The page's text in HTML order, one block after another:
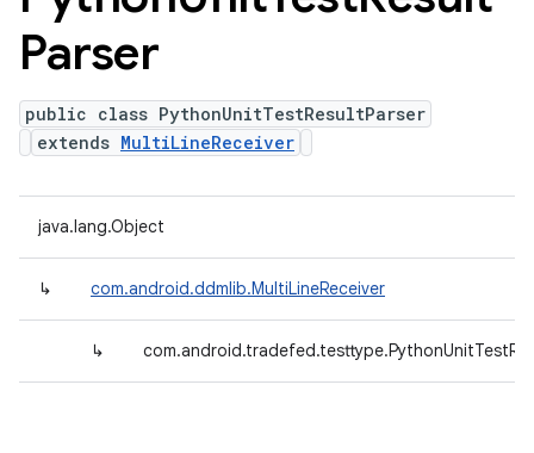
Parser
public class PythonUnitTestResultParser
extends MultiLineReceiver
java.lang.Object
↳ com.android.ddmlib.MultiLineReceiver
↳